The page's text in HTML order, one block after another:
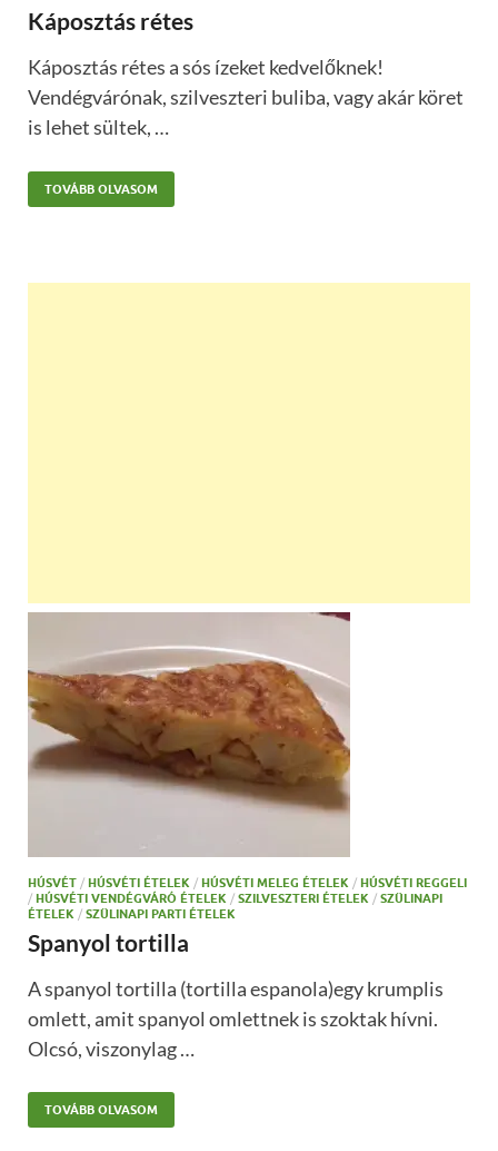
Káposztás rétes
Káposztás rétes a sós ízeket kedvelőknek!
Vendégvárónak, szilveszteri buliba, vagy akár köret
is lehet sültek, …
TOVÁBB OLVASOM
HÚSVÉT / HÚSVÉTI ÉTELEK / HÚSVÉTI MELEG ÉTELEK / HÚSVÉTI REGGELI
/ HÚSVÉTI VENDÉGVÁRÓ ÉTELEK / SZILVESZTERI ÉTELEK / SZÜLINAPI
ÉTELEK / SZÜLINAPI PARTI ÉTELEK
Spanyol tortilla
A spanyol tortilla (tortilla espanola)egy krumplis
omlett, amit spanyol omlettnek is szoktak hívni.
Olcsó, viszonylag …
TOVÁBB OLVASOM